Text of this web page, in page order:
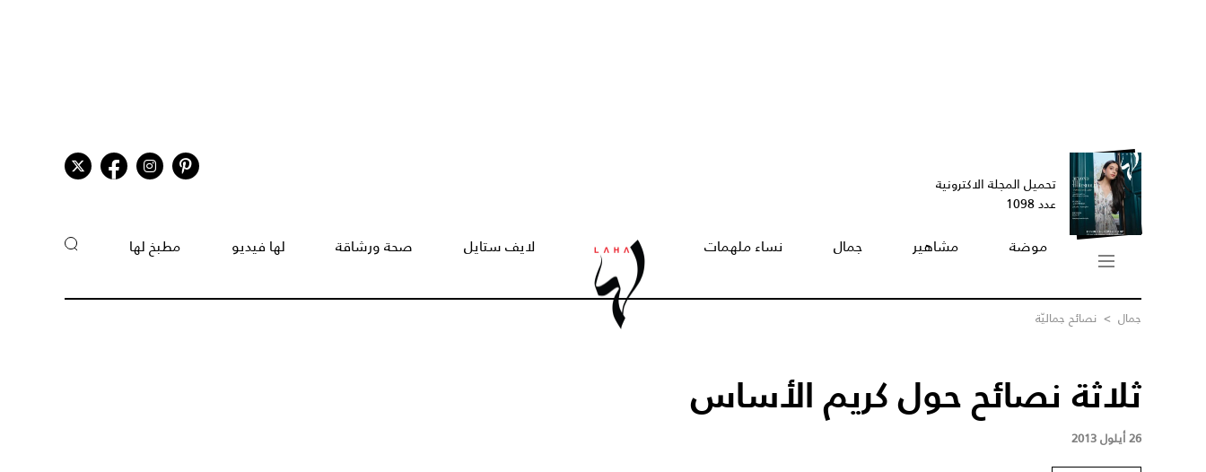
تحميل المجلة الاكترونية
عدد 1098
موضة مشاهير جمال نساء ملهمات لايف ستايل صحة ورشاقة لها فيديو مطبخ لها
جمال > نصائح جماليّة
ثلاثة نصائح حول كريم الأساس
26 أيلول 2013